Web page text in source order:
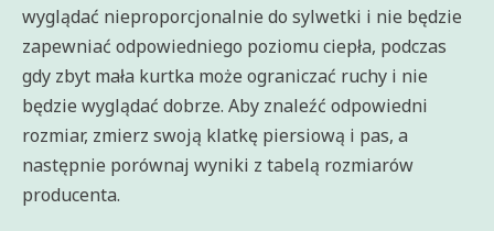
wyglądać nieproporcjonalnie do sylwetki i nie będzie
zapewniać odpowiedniego poziomu ciepła, podczas
gdy zbyt mała kurtka może ograniczać ruchy i nie
będzie wyglądać dobrze. Aby znaleźć odpowiedni
rozmiar, zmierz swoją klatkę piersiową i pas, a
następnie porównaj wyniki z tabelą rozmiarów
producenta.